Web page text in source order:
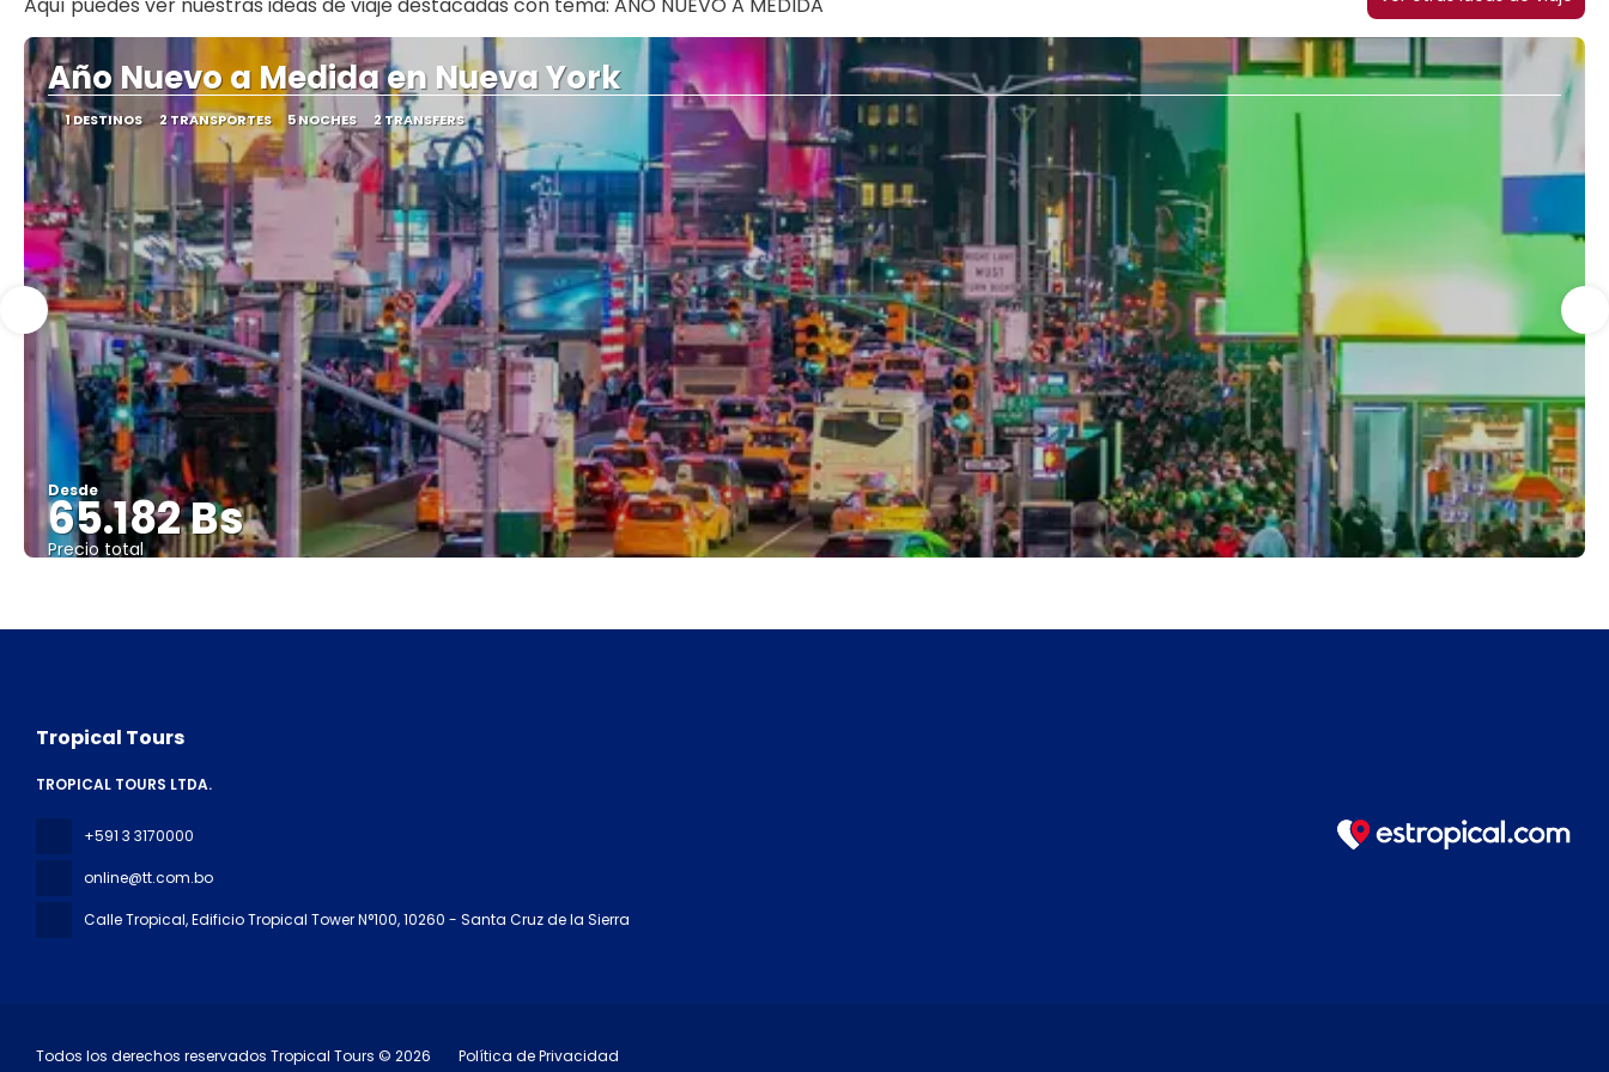
Año Nuevo a Medida en Nueva York
1 DESTINOS 2 TRANSPORTES 5 NOCHES 2 TRANSFERS
Desde
65.182 Bs
Precio total
Tropical Tours
TROPICAL TOURS LTDA.
+591 3 3170000
online@tt.com.bo
Calle Tropical, Edificio Tropical Tower N°100, 10260 - Santa Cruz de la Sierra
Todos los derechos reservados Tropical Tours © 2026 Política de Privacidad